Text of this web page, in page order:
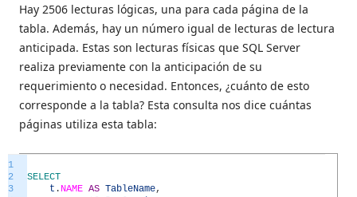
Hay 2506 lecturas lógicas, una para cada página de la
tabla. Además, hay un número igual de lecturas de lectura
anticipada. Estas son lecturas físicas que SQL Server
realiza previamente con la anticipación de su
requerimiento o necesidad. Entonces, ¿cuánto de esto
corresponde a la tabla? Esta consulta nos dice cuántas
páginas utiliza esta tabla:
1
2
3
SELECT
t . NAME AS TableName,